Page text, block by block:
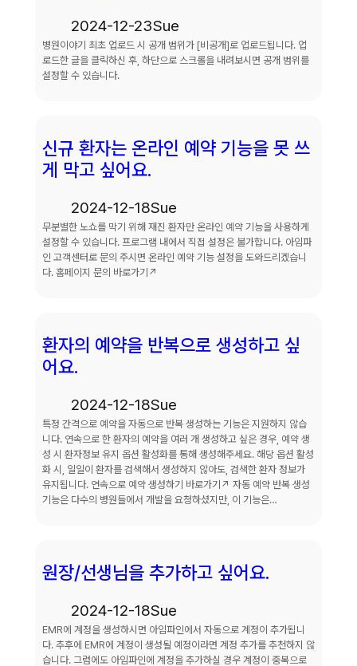
2024-12-23Sue
병원이야기 최초 업로드 시 공개 범위가 [비공개]로 업로드됩니다. 업
로드한 글을 클릭하신 후, 하단으로 스크롤을 내려보시면 공개 범위를
설정할 수 있습니다.
신규 환자는 온라인 예약 기능을 못 쓰
게 막고 싶어요.
2024-12-18Sue
무분별한 노쇼를 막기 위해 재진 환자만 온라인 예약 기능을 사용하게
설정할 수 있습니다. 프로그램 내에서 직접 설정은 불가합니다. 아임파
인 고객센터로 문의 주시면 온라인 예약 기능 설정을 도와드리겠습니
다. 홈페이지 문의 바로가기↗
환자의 예약을 반복으로 생성하고 싶
어요.
2024-12-18Sue
특정 간격으로 예약을 자동으로 반복 생성하는 기능은 지원하지 않습
니다. 연속으로 한 환자의 예약을 여러 개 생성하고 싶은 경우, 예약 생
성 시 환자정보 유지 옵션 활성화를 통해 생성해주세요. 해당 옵션 활성
화 시, 일일이 환자를 검색해서 생성하지 않아도, 검색한 환자 정보가
유지됩니다. 연속으로 예약 생성하기 바로가기↗ 자동 예약 반복 생성
기능은 다수의 병원들에서 개발을 요청하셨지만, 이 기능은…
원장/선생님을 추가하고 싶어요.
2024-12-18Sue
EMR에 계정을 생성하시면 아임파인에서 자동으로 계정이 추가됩니
다. 추후에 EMR에 계정이 생성될 예정이라면 계정 추가를 추천하지 않
습니다. 그럼에도 아임파인에 계정을 추가하실 경우 계정이 중복으로